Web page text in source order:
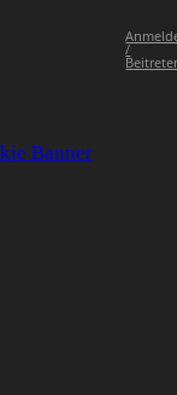
/
Banner